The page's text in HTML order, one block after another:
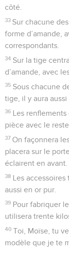
côté.
33 Sur chacune
forme d’amande,
correspondants.
34 Sur la tige
d’amande, avec
35 Sous chacune
tige, il y aura
36 Les
pièce avec le
37 On façonnera
placera sur le
éclairent en avant.
38 Les
aussi en or pur.
39 Pour fabriquer
utilisera trente
40 Toi, Moïse, tu
modèle que je te